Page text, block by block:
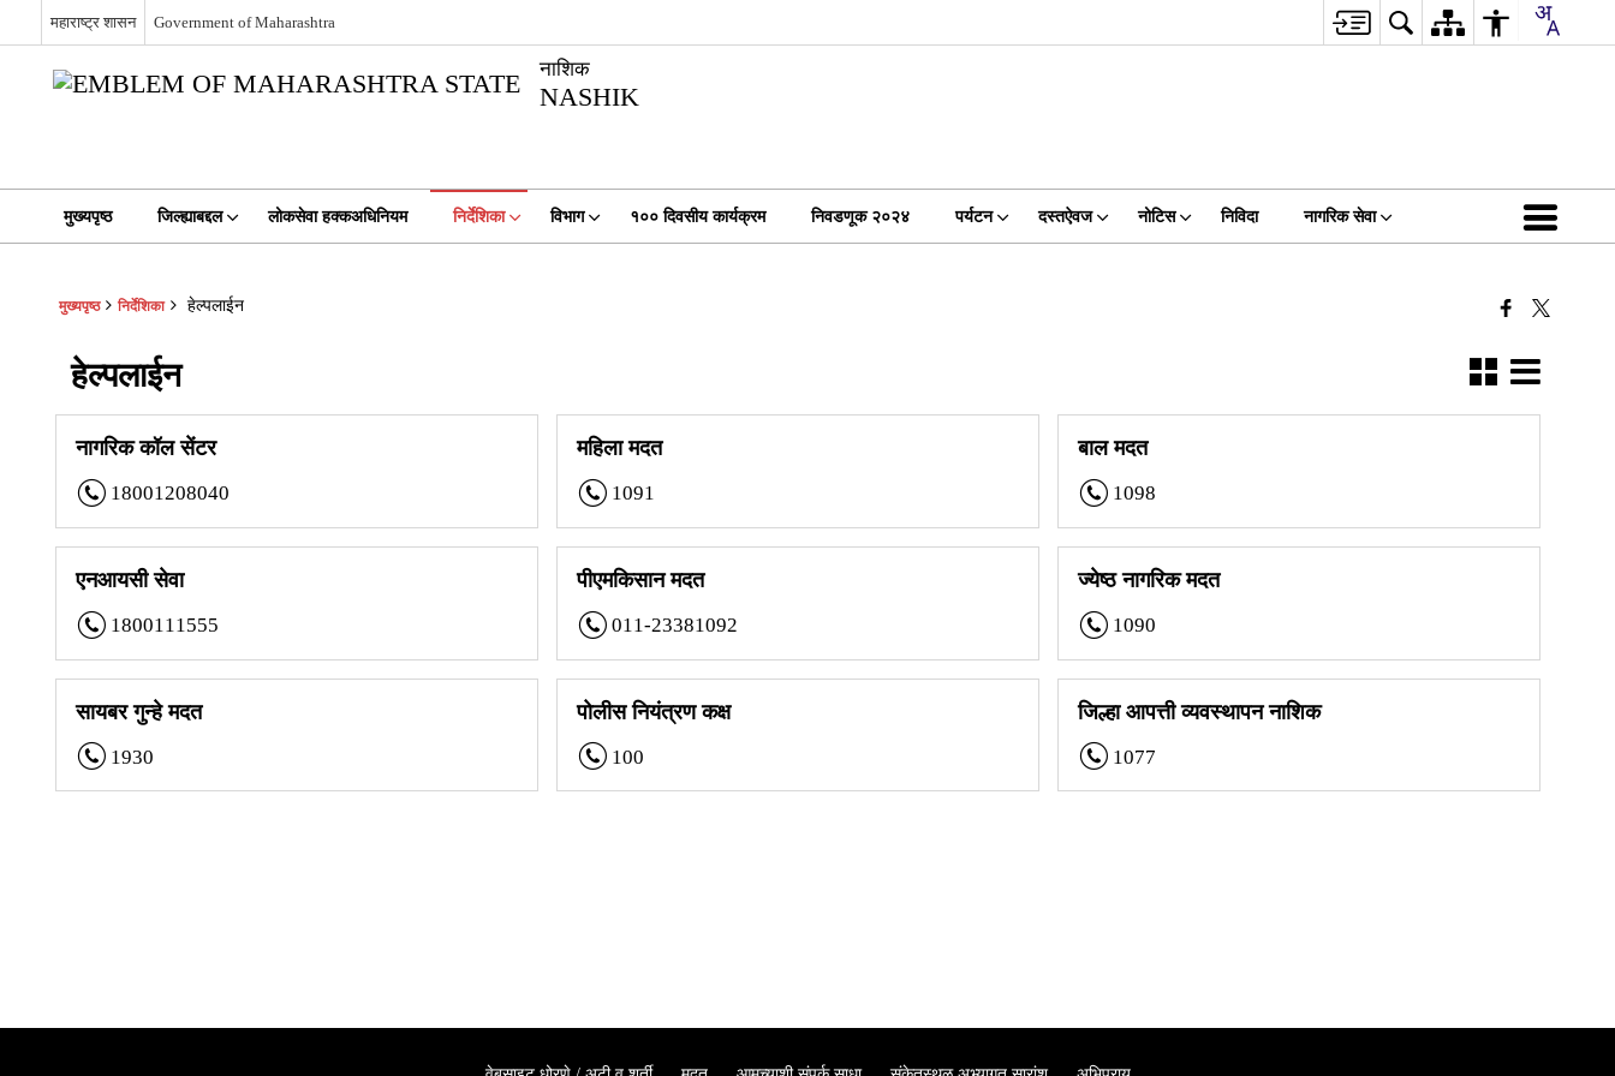
महाराष्ट्र शासन Government of Maharashtra
नाशिक
NASHIK
मुख्यपृष्ठ जिल्ह्याबद्दल लोकसेवा हक्कअधिनियम निर्देशिका विभाग १०० दिवसीय कार्यक्रम निवडणूक २०२४ पर्यटन दस्तऐवज नोटिस निविदा नागरिक सेवा
मुख्यपृष्ठ निर्देशिका हेल्पलाईन
हेल्पलाईन
नागरिक कॉल सेंटर
18001208040
महिला मदत
1091
बाल मदत
1098
एनआयसी सेवा
1800111555
पीएमकिसान मदत
011-23381092
ज्येष्ठ नागरिक मदत
1090
सायबर गुन्हे मदत
1930
पोलीस नियंत्रण कक्ष
100
जिल्हा आपत्ती व्यवस्थापन नाशिक
1077